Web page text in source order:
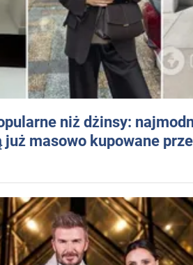
niż dżinsy:
już masowo kupowane